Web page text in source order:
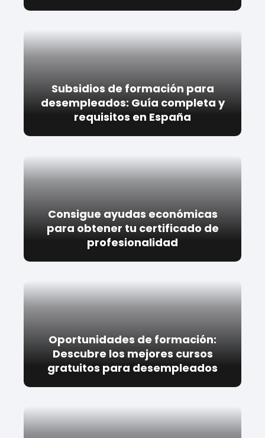
Subsidios de formación para
desempleados: Guía completa y
requisitos en España
Consigue ayudas económicas
para obtener tu certificado de
profesionalidad
Oportunidades de formación:
Descubre los mejores cursos
gratuitos para desempleados